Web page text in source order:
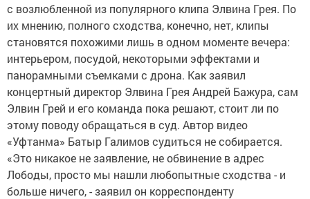
с возлюбленной из популярного клипа Элвина Грея. По
их мнению, полного сходства, конечно, нет, клипы
становятся похожими лишь в одном моменте вечера:
интерьером, посудой, некоторыми эффектами и
панорамными съемками с дрона. Как заявил
концертный директор Элвина Грея Андрей Бажура, сам
Элвин Грей и его команда пока решают, стоит ли по
этому поводу обращаться в суд. Автор видео
«Уфтанма» Батыр Галимов судиться не собирается.
«Это никакое не заявление, не обвинение в адрес
Лободы, просто мы нашли любопытные сходства - и
больше ничего, - заявил он корреспонденту